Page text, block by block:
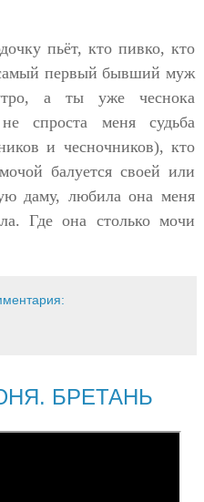
пьёт, кто пивко, кто
первый бывший муж
а ты уже чеснока
спроста меня судьба
и чесночников), кто
балуется своей или
даму, любила она меня
Где она столько мочи
БРЕТАНЬ